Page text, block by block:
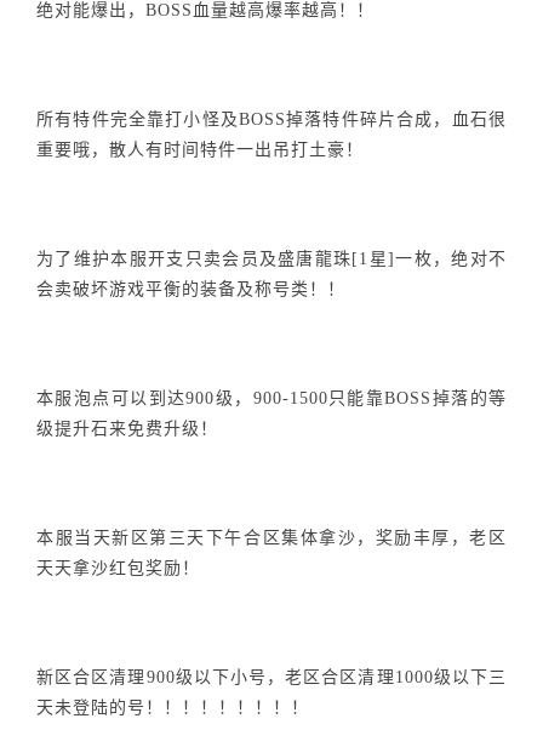
绝对能爆出，BOSS血量越高爆率越高！！
所有特件完全靠打小怪及BOSS掉落特件碎片合成，血石很
重要哦，散人有时间特件一出吊打土豪！
为了维护本服开支只卖会员及盛唐龍珠[1星]一枚，绝对不
会卖破坏游戏平衡的装备及称号类！！
本服泡点可以到达900级，900-1500只能靠BOSS掉落的等
级提升石来免费升级！
本服当天新区第三天下午合区集体拿沙，奖励丰厚，老区
天天拿沙红包奖励！
新区合区清理900级以下小号，老区合区清理1000级以下三
天未登陆的号！！！！！！！！！